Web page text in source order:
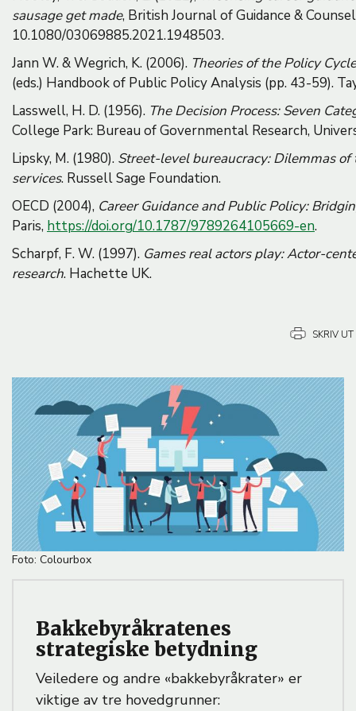
sausage get made, British Journal of Guidance &
10.1080/03069885.2021.1948503.
Jann W. & Wegrich, K. (2006). Theories of the Policy Cycle
(eds.) Handbook of Public Policy Analysis (pp. 43-59).
Lasswell, H. D. (1956). The Decision Process: Seven
College Park: Bureau of Governmental Research,
Lipsky, M. (1980). Street-level bureaucracy: Dilemmas
services. Russell Sage Foundation.
OECD (2004), Career Guidance and Public Policy:
Paris, https://doi.org/10.1787/9789264105669-en.
Scharpf, F. W. (1997). Games real actors play: Actor-
research. Hachette UK.
SKRIV UT
B
i
l
d
e
B
Foto: Colourbox
Bakkebyråkratenes
strategiske betydning
Veiledere og andre «bakkebyråkrater» er
viktige av tre hovedgrunner: